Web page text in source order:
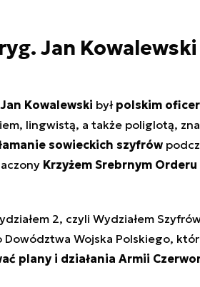
Jan Kowalewski
Kowalewski był polskim
lingwistą, a także poliglotą,
sowieckich szyfrów
Krzyżem Srebrnym
2, czyli Wydziałem
Dowództwa Wojska Polskiego,
plany i działania Armii